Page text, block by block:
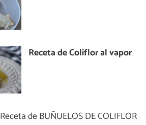
Receta de Coliflor al vapor
Receta de BUÑUELOS DE COLIFLOR